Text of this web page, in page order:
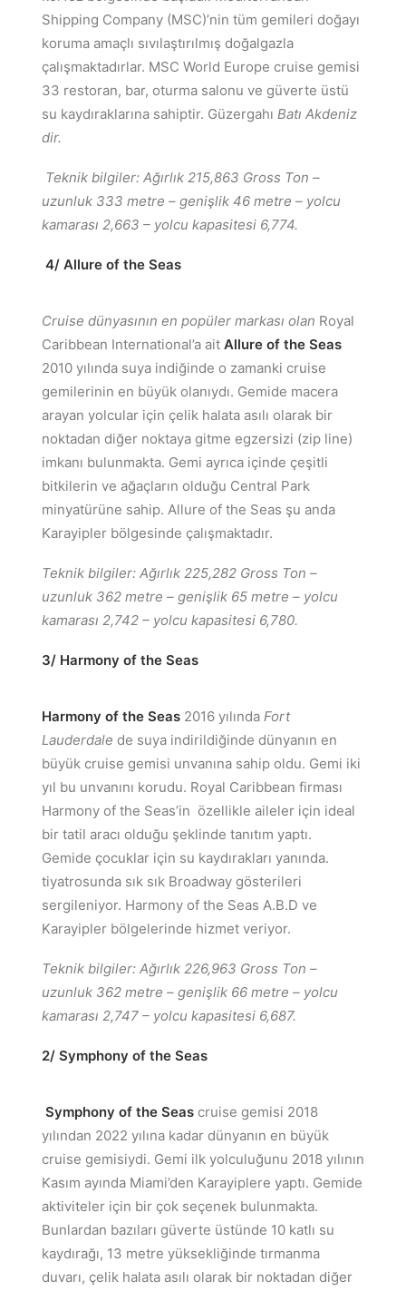
Shipping Company (MSC)’nin tüm gemileri doğayı
koruma amaçlı sıvılaştırılmış doğalgazla
çalışmaktadırlar. MSC World Europe cruise gemisi
33 restoran, bar, oturma salonu ve güverte üstü
su kaydıraklarına sahiptir. Güzergahı Batı Akdeniz
dir.
Teknik bilgiler: Ağırlık 215,863 Gross Ton –
uzunluk 333 metre – genişlik 46 metre – yolcu
kamarası 2,663 – yolcu kapasitesi 6,774.
4/ Allure of the Seas
Cruise dünyasının en popüler markası olan Royal
Caribbean International’a ait Allure of the Seas
2010 yılında suya indiğinde o zamanki cruise
gemilerinin en büyük olanıydı. Gemide macera
arayan yolcular için çelik halata asılı olarak bir
noktadan diğer noktaya gitme egzersizi (zip line)
imkanı bulunmakta. Gemi ayrıca içinde çeşitli
bitkilerin ve ağaçların olduğu Central Park
minyatürüne sahip. Allure of the Seas şu anda
Karayipler bölgesinde çalışmaktadır.
Teknik bilgiler: Ağırlık 225,282 Gross Ton –
uzunluk 362 metre – genişlik 65 metre – yolcu
kamarası 2,742 – yolcu kapasitesi 6,780.
3/ Harmony of the Seas
Harmony of the Seas 2016 yılında Fort
Lauderdale de suya indirildiğinde dünyanın en
büyük cruise gemisi unvanına sahip oldu. Gemi iki
yıl bu unvanını korudu. Royal Caribbean firması
Harmony of the Seas’in özellikle aileler için ideal
bir tatil aracı olduğu şeklinde tanıtım yaptı.
Gemide çocuklar için su kaydırakları yanında.
tiyatrosunda sık sık Broadway gösterileri
sergileniyor. Harmony of the Seas A.B.D ve
Karayipler bölgelerinde hizmet veriyor.
Teknik bilgiler: Ağırlık 226,963 Gross Ton –
uzunluk 362 metre – genişlik 66 metre – yolcu
kamarası 2,747 – yolcu kapasitesi 6,687.
2/ Symphony of the Seas
Symphony of the Seas cruise gemisi 2018
yılından 2022 yılına kadar dünyanın en büyük
cruise gemisiydi. Gemi ilk yolculuğunu 2018 yılının
Kasım ayında Miami’den Karayiplere yaptı. Gemide
aktiviteler için bir çok seçenek bulunmakta.
Bunlardan bazıları güverte üstünde 10 katlı su
kaydırağı, 13 metre yüksekliğinde tırmanma
duvarı, çelik halata asılı olarak bir noktadan diğer